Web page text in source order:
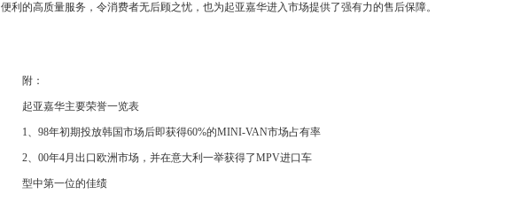
便利的高质量服务，令消费者无后顾之忧，也为起亚嘉华进入市场提供了强有力的售后保障。
附：
起亚嘉华主要荣誉一览表
1、98年初期投放韩国市场后即获得60%的MINI-VAN市场占有率
2、00年4月出口欧洲市场，并在意大利一举获得了MPV进口车
型中第一位的佳绩